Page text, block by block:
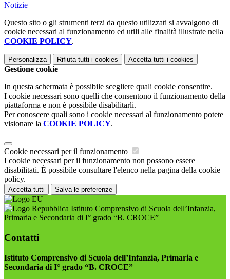
Notizie
Questo sito o gli strumenti terzi da questo utilizzati si avvalgono di
cookie necessari al funzionamento ed utili alle finalità illustrate nella
COOKIE POLICY.
Personalizza Rifiuta tutti i cookies Accetta tutti i cookies
Gestione cookie
In questa schermata è possibile scegliere quali cookie consentire.
I cookie necessari sono quelli che consentono il funzionamento della
piattaforma e non è possibile disabilitarli.
Per conoscere quali sono i cookie necessari al funzionamento potete
visionare la COOKIE POLICY.
Cookie necessari per il funzionamento
I cookie necessari per il funzionamento non possono essere
disabilitati. È possibile consultare l'elenco nella pagina della cookie
policy.
Accetta tutti Salva le preferenze
Istituto Comprensivo di Scuola dell’Infanzia,
Primaria e Secondaria di I° grado “B. CROCE”
Contatti
Istituto Comprensivo di Scuola dell’Infanzia, Primaria e
Secondaria di I° grado “B. CROCE”